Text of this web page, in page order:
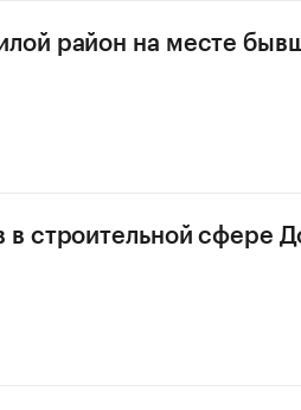
район на месте
строительной сфере